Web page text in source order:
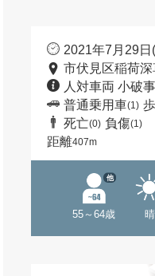
2021年7月29日
市伏見区稲荷
人対車両 小破
普通乗用車(1)
死亡(0) 負傷(1)
距離407m
55～64歳
他
晴